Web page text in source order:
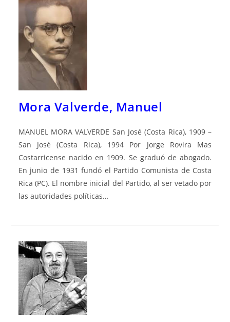
Mora Valverde, Manuel
MANUEL MORA VALVERDE San José (Costa Rica), 1909 –
San José (Costa Rica), 1994 Por Jorge Rovira Mas
Costarricense nacido en 1909. Se graduó de abogado.
En junio de 1931 fundó el Partido Comunista de Costa
Rica (PC). El nombre inicial del Partido, al ser vetado por
las autoridades políticas…